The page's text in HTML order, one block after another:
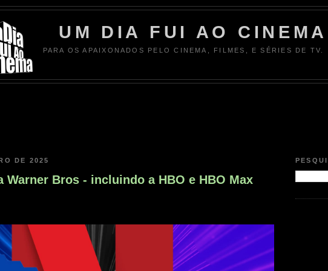
UM DIA FUI AO CINEMA
PARA OS APAIXONADOS PELO CINEMA, FILMES, E SÉRIES DE TV.
DE 2025
Warner Bros - incluindo a HBO e HBO Max